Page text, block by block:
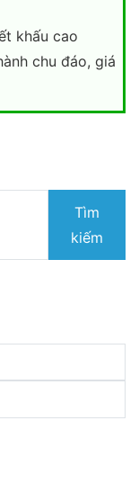
khấu cao
chu đáo, giá
Tìm
kiếm